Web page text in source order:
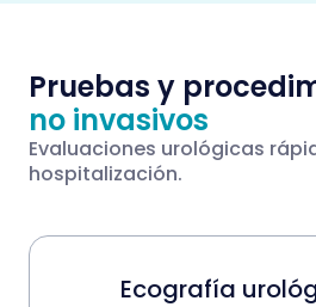
Pruebas y
no invasivos
Evaluaciones urológicas
hospitalización.
Ecografía